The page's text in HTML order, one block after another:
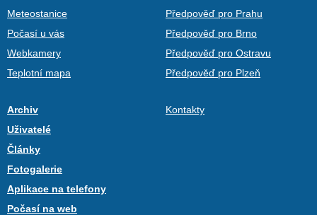
Meteostanice
Počasí u vás
Webkamery
Teplotní mapa
Předpověď pro Prahu
Předpověď pro Brno
Předpověď pro Ostravu
Předpověď pro Plzeň
Archiv
Uživatelé
Články
Fotogalerie
Aplikace na telefony
Počasí na web
Kontakty